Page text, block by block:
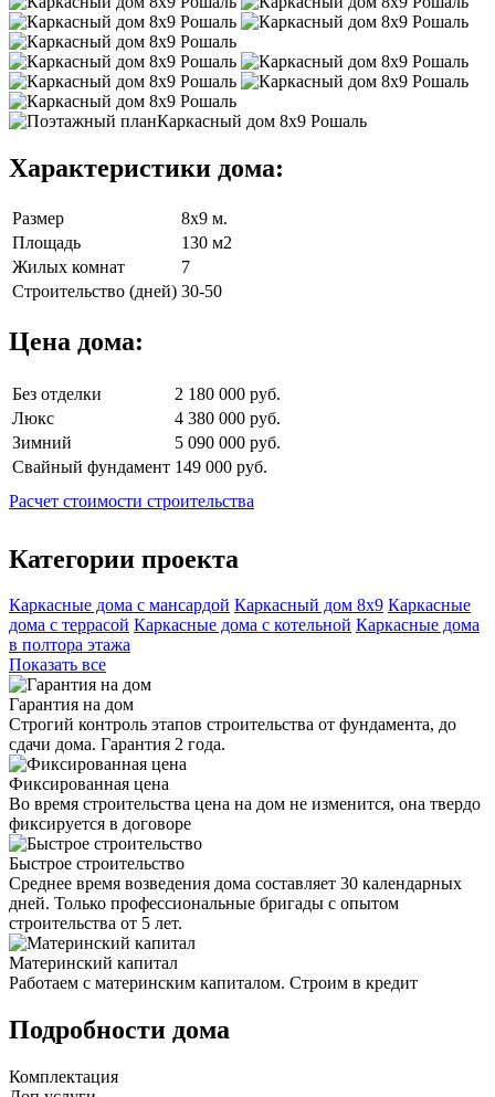
Характеристики дома:
Размер
8х9 м.
Площадь
130 м2
Жилых комнат
7
Строительство (дней) 30-50
Цена дома:
Без отделки
2 180 000 руб.
Люкс
4 380 000 руб.
Зимний
5 090 000 руб.
Свайный фундамент 149 000 руб.
Расчет стоимости строительства
Категории проекта
Каркасные дома с мансардой Каркасный дом 8х9 Каркасные
дома с террасой Каркасные дома с котельной Каркасные дома
в полтора этажа
Показать все
Гарантия на дом
Строгий контроль этапов строительства от фундамента, до
сдачи дома. Гарантия 2 года.
Фиксированная цена
Во время строительства цена на дом не изменится, она твердо
фиксируется в договоре
Быстрое строительство
Среднее время возведения дома составляет 30 календарных
дней. Только профессиональные бригады с опытом
строительства от 5 лет.
Материнский капитал
Работаем с материнским капиталом. Строим в кредит
Подробности дома
Комплектация